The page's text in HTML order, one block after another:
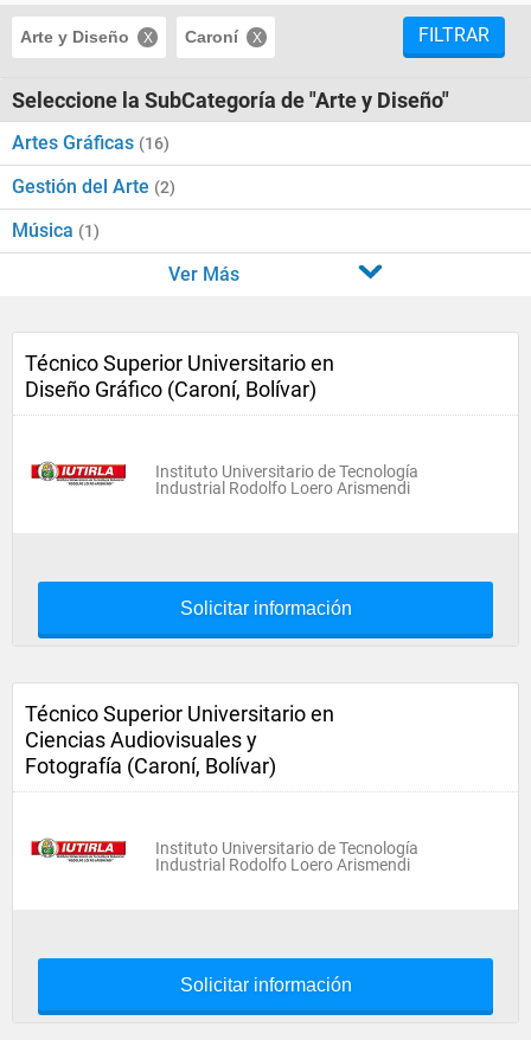
Arte y Diseño Caroní FILTRAR
Seleccione la SubCategoría de "Arte y Diseño"
Artes Gráficas (16)
Gestión del Arte (2)
Música (1)
Ver Más
Técnico Superior Universitario en
Diseño Gráfico (Caroní, Bolívar)
Instituto Universitario de Tecnología
Industrial Rodolfo Loero Arismendi
Solicitar información
Técnico Superior Universitario en
Ciencias Audiovisuales y
Fotografía (Caroní, Bolívar)
Instituto Universitario de Tecnología
Industrial Rodolfo Loero Arismendi
Solicitar información